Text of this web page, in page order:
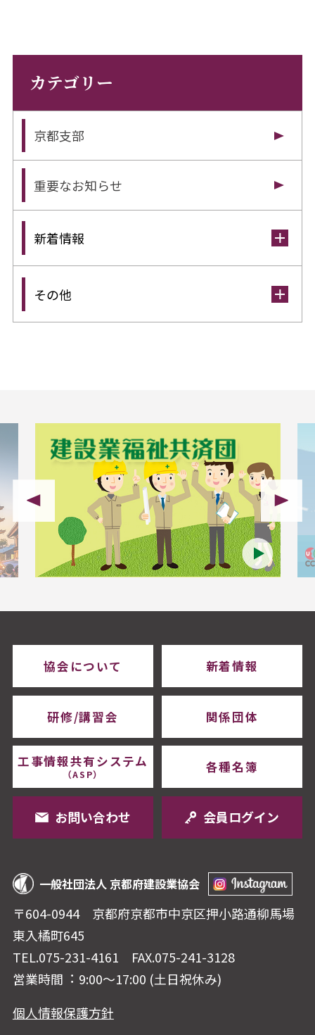
カテゴリー
京都支部
重要なお知らせ
新着情報
その他
協会について 新着情報
研修/講習会 関係団体
工事情報共有システム
（ASP） 各種名簿
会員ログイン
お問い合わせ
一般社団法人 京都府建設業協会
〒604-0944 京都府京都市中京区押⼩路通柳⾺場
東⼊橘町645
TEL.075-231-4161 FAX.075-241-3128
営業時間︓ 9:00〜17:00 (⼟⽇祝休み)
個人情報保護方針